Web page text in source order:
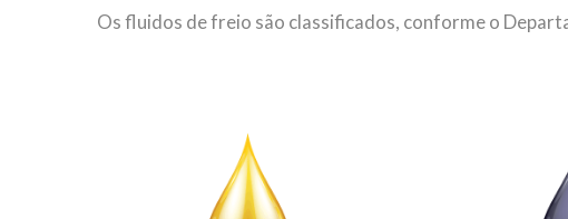
Os fluidos de freio são classificados, conforme o